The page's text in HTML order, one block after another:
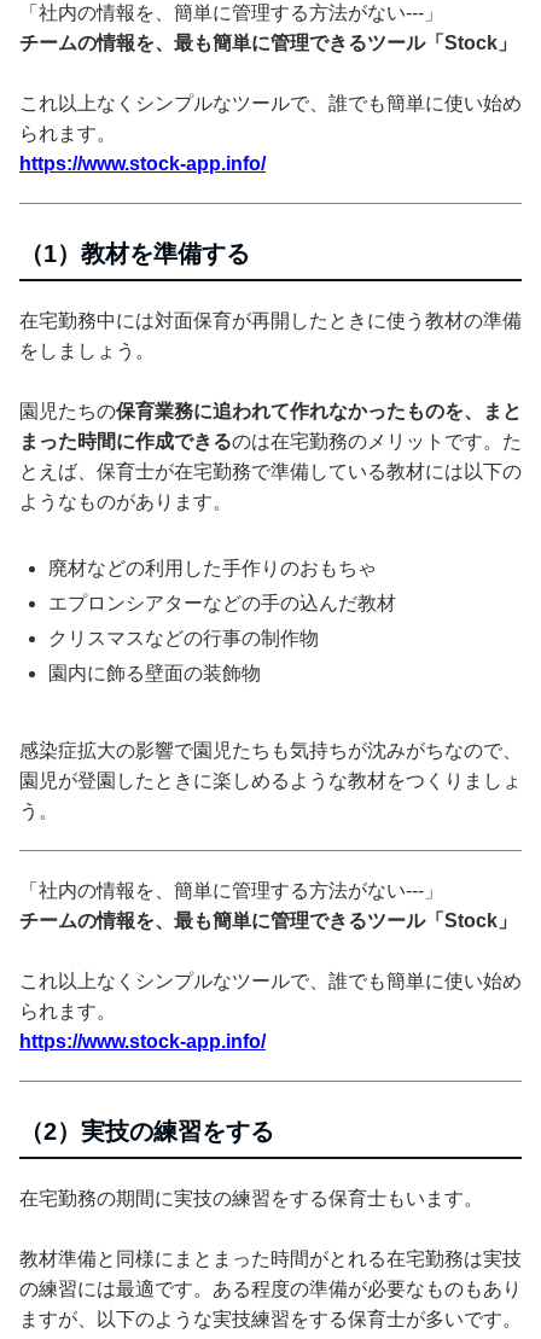
「社内の情報を、簡単に管理する方法がない---」
チームの情報を、最も簡単に管理できるツール「Stock」
これ以上なくシンプルなツールで、誰でも簡単に使い始め
られます。
https://www.stock-app.info/
（1）教材を準備する
在宅勤務中には対面保育が再開したときに使う教材の準備
をしましょう。
園児たちの保育業務に追われて作れなかったものを、まと
まった時間に作成できるのは在宅勤務のメリットです。た
とえば、保育士が在宅勤務で準備している教材には以下の
ようなものがあります。
廃材などの利用した手作りのおもちゃ
エプロンシアターなどの手の込んだ教材
クリスマスなどの行事の制作物
園内に飾る壁面の装飾物
感染症拡大の影響で園児たちも気持ちが沈みがちなので、
園児が登園したときに楽しめるような教材をつくりましょ
う。
「社内の情報を、簡単に管理する方法がない---」
チームの情報を、最も簡単に管理できるツール「Stock」
これ以上なくシンプルなツールで、誰でも簡単に使い始め
られます。
https://www.stock-app.info/
（2）実技の練習をする
在宅勤務の期間に実技の練習をする保育士もいます。
教材準備と同様にまとまった時間がとれる在宅勤務は実技
の練習には最適です。ある程度の準備が必要なものもあり
ますが、以下のような実技練習をする保育士が多いです。